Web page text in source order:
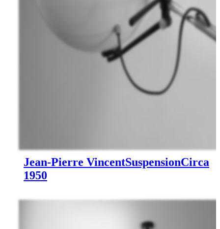
Jean-Pierre VincentSuspensionCirca
1950